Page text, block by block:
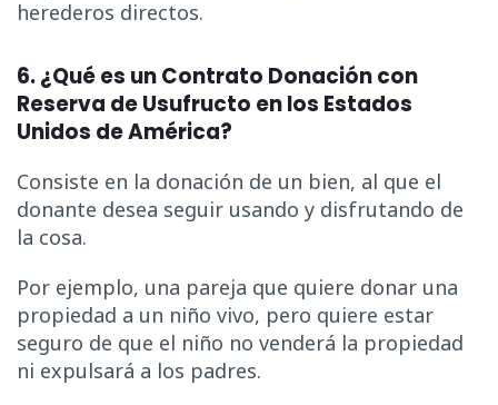
herederos directos.
6. ¿Qué es un Contrato Donación con
Reserva de Usufructo en los Estados
Unidos de América?
Consiste en la donación de un bien, al que el
donante desea seguir usando y disfrutando de
la cosa.
Por ejemplo, una pareja que quiere donar una
propiedad a un niño vivo, pero quiere estar
seguro de que el niño no venderá la propiedad
ni expulsará a los padres.